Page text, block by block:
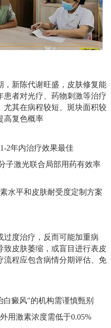
，新陈代谢旺盛，皮肤修复能
患者对光疗、药物刺激等治疗
尤其在病程较短、斑块面积较
高复色概率
1-2年内治疗效果最佳
分子激光联合局部用药有效率
水平和皮肤耐受度定制方案
过度治疗，反而可能加重病
皮肤萎缩，或盲目进行表皮
流程应包含病情分期评估、免
白癜风"的机构需谨慎甄别
用激素浓度需低于0.05%